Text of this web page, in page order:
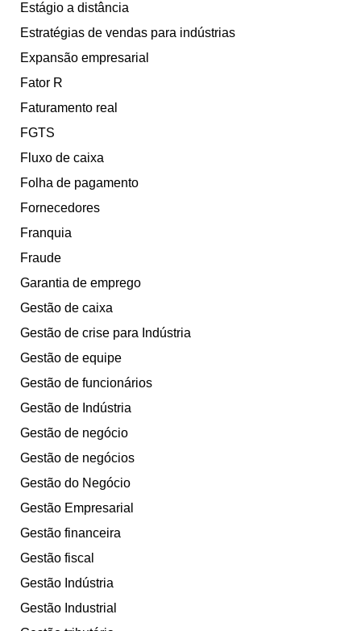
Estágio a distância
Estratégias de vendas para indústrias
Expansão empresarial
Fator R
Faturamento real
FGTS
Fluxo de caixa
Folha de pagamento
Fornecedores
Franquia
Fraude
Garantia de emprego
Gestão de caixa
Gestão de crise para Indústria
Gestão de equipe
Gestão de funcionários
Gestão de Indústria
Gestão de negócio
Gestão de negócios
Gestão do Negócio
Gestão Empresarial
Gestão financeira
Gestão fiscal
Gestão Indústria
Gestão Industrial